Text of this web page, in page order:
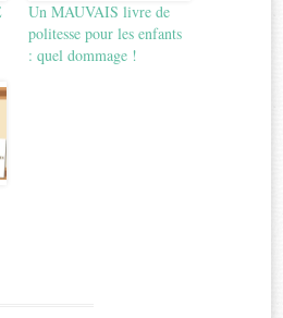
Un MAUVAIS livre de
politesse pour les enfants
: quel dommage !